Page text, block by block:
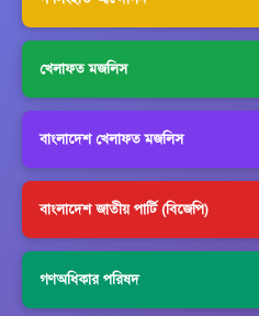
খেলাফত মজলিস
বাংলাদেশ খেলাফত মজলিস
বাংলাদেশ জাতীয় পার্টি (বিজেপি)
গণঅধিকার পরিষদ